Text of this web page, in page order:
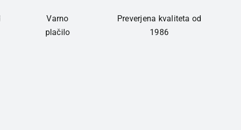
Varno
plačilo
Preverjena kvaliteta od
1986